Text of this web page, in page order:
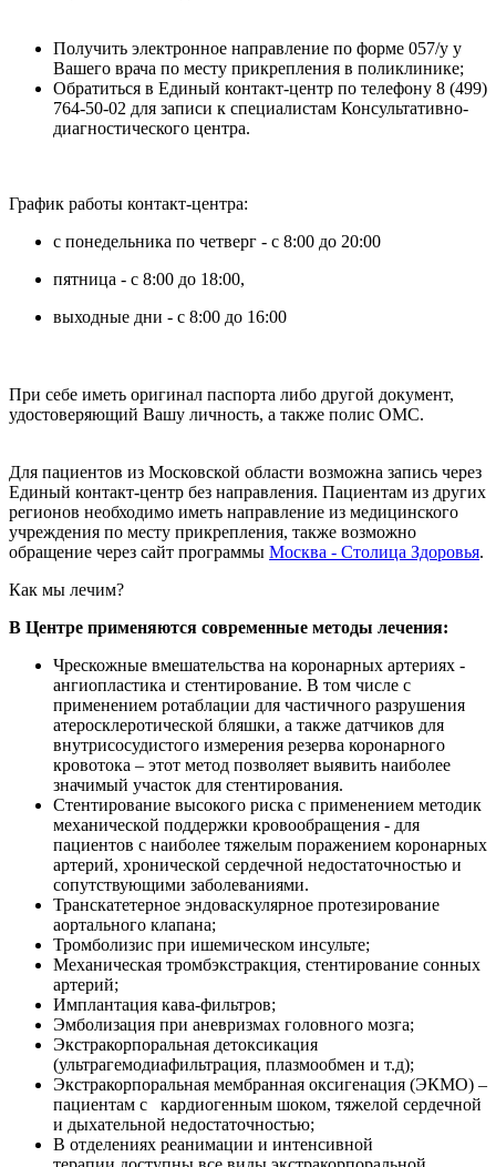
Получить электронное направление по форме 057/у у
Вашего врача по месту прикрепления в поликлинике;
Обратиться в Единый контакт-центр по телефону 8 (499)
764-50-02 для записи к специалистам Консультативно-
диагностического центра.
График работы контакт-центра:
с понедельника по четверг - с 8:00 до 20:00
пятница - с 8:00 до 18:00,
выходные дни - с 8:00 до 16:00
При себе иметь оригинал паспорта либо другой документ,
удостоверяющий Вашу личность, а также полис ОМС.
Для пациентов из Московской области возможна запись через
Единый контакт-центр без направления. Пациентам из других
регионов необходимо иметь направление из медицинского
учреждения по месту прикрепления, также возможно
обращение через сайт программы Москва - Столица Здоровья.
Как мы лечим?
В Центре применяются современные методы лечения:
Чрескожные вмешательства на коронарных артериях -
ангиопластика и стентирование. В том числе с
применением ротаблации для частичного разрушения
атеросклеротической бляшки, а также датчиков для
внутрисосудистого измерения резерва коронарного
кровотока – этот метод позволяет выявить наиболее
значимый участок для стентирования.
Стентирование высокого риска с применением методик
механической поддержки кровообращения - для
пациентов с наиболее тяжелым поражением коронарных
артерий, хронической сердечной недостаточностью и
сопутствующими заболеваниями.
Транскатетерное эндоваскулярное протезирование
аортального клапана;
Тромболизис при ишемическом инсульте;
Механическая тромбэкстракция, стентирование сонных
артерий;
Имплантация кава-фильтров;
Эмболизация при аневризмах головного мозга;
Экстракорпоральная детоксикация
(ультрагемодиафильтрация, плазмообмен и т.д);
Экстракорпоральная мембранная оксигенация (ЭКМО) –
пациентам с кардиогенным шоком, тяжелой сердечной
и дыхательной недостаточностью;
В отделениях реанимации и интенсивной